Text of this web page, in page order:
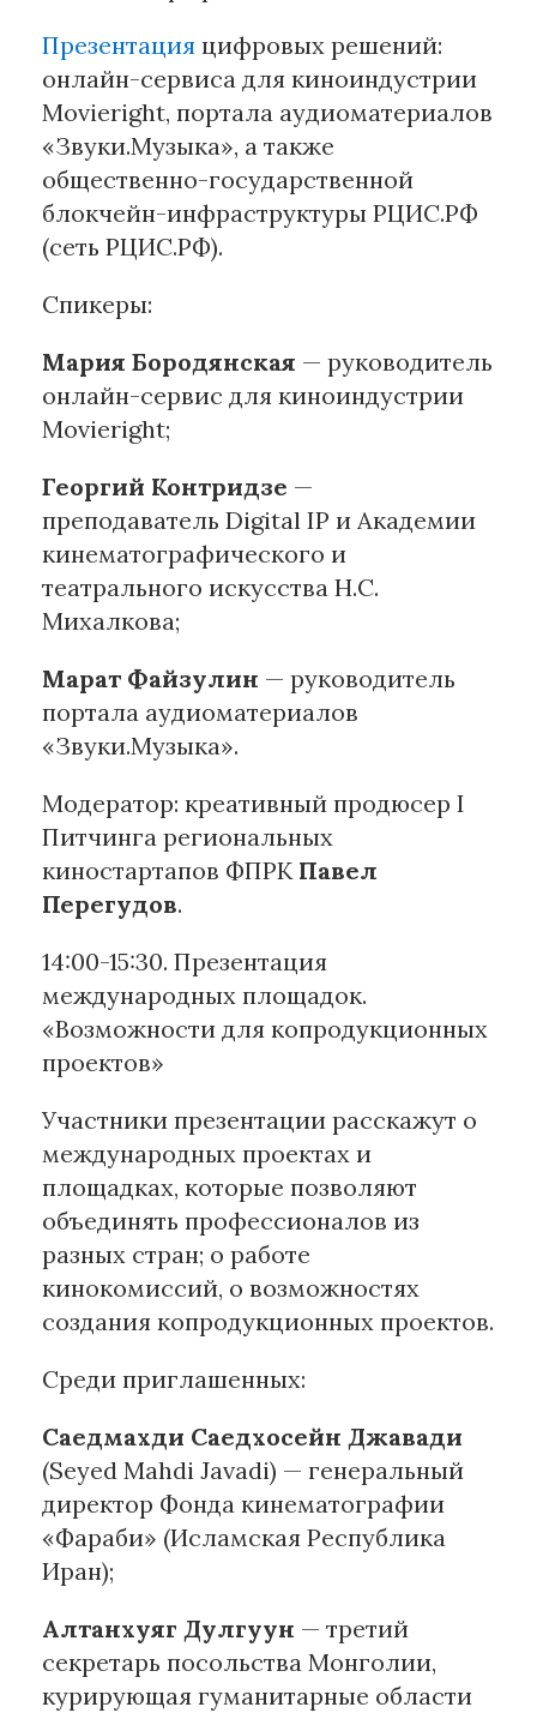
Презентация цифровых решений:
онлайн-сервиса для киноиндустрии
Movieright, портала аудиоматериалов
«Звуки.Музыка», а также
общественно-государственной
блокчейн-инфраструктуры РЦИС.РФ
(сеть РЦИС.РФ).
Спикеры:
Мария Бородянская — руководитель
онлайн-сервис для киноиндустрии
Movieright;
Георгий Контридзе —
преподаватель Digital IP и Академии
кинематографического и
театрального искусства Н.С.
Михалкова;
Марат Файзулин — руководитель
портала аудиоматериалов
«Звуки.Музыка».
Модератор: креативный продюсер I
Питчинга региональных
киностартапов ФПРК Павел
Перегудов.
14:00-15:30. Презентация
международных площадок.
«Возможности для копродукционных
проектов»
Участники презентации расскажут о
международных проектах и
площадках, которые позволяют
объединять профессионалов из
разных стран; о работе
кинокомиссий, о возможностях
создания копродукционных проектов.
Среди приглашенных:
Саедмахди Саедхосейн Джавади
(Seyed Mahdi Javadi) — генеральный
директор Фонда кинематографии
«Фараби» (Исламская Республика
Иран);
Алтанхуяг Дулгуун — третий
секретарь посольства Монголии,
курирующая гуманитарные области